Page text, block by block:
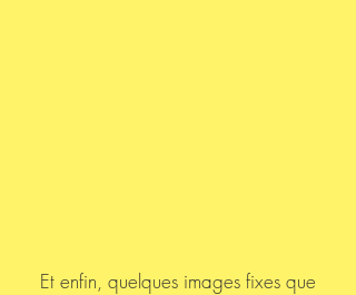
Et enfin, quelques images fixes que